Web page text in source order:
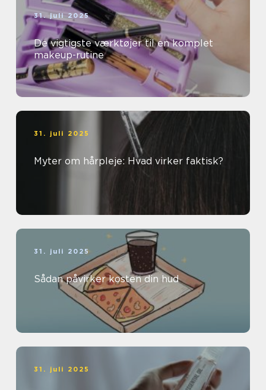
31. juli 2025
De vigtigste værktøjer til en komplet
makeup-rutine
31. juli 2025
Myter om hårpleje: Hvad virker faktisk?
31. juli 2025
Sådan påvirker kosten din hud
31. juli 2025